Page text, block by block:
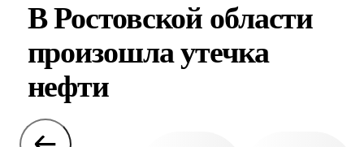
В Ростовской области
произошла утечка
нефти